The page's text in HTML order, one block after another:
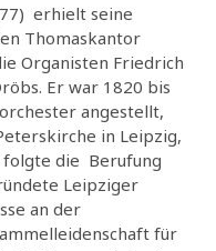
erhielt seine
Thomaskantor
Organisten Friedrich
Er war 1820 bis
angestellt,
in Leipzig,
folgte die Berufung
Leipziger
an der
für